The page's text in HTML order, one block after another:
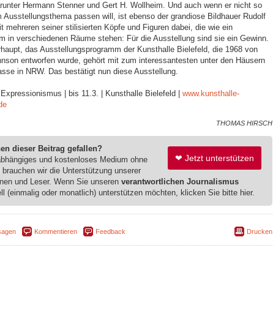
Hermann Stenner und Gert H. Wollheim. Und auch wenn er nicht so
Ausstellungsthema passen will, ist ebenso der grandiose Bildhauer Rudolf
mehreren seiner stilisierten Köpfe und Figuren dabei, die wie ein
in verschiedenen Räume stehen: Für die Ausstellung sind sie ein Gewinn.
das Ausstellungsprogramm der Kunsthalle Bielefeld, die 1968 von
entworfen wurde, gehört mit zum interessantesten unter den Häusern
in NRW. Das bestätigt nun diese Ausstellung.
| bis 11.3. | Kunsthalle Bielefeld | www.kunsthalle-
THOMAS HIRSCH
❤ Jetzt unterstützen
dieser Beitrag gefallen?
und kostenloses Medium ohne
brauchen wir die Unterstützung unserer
und Leser. Wenn Sie unseren verantwortlichen Journalismus
(einmalig oder monatlich) unterstützen möchten, klicken Sie bitte hier.
Kommentieren Feedback Drucken